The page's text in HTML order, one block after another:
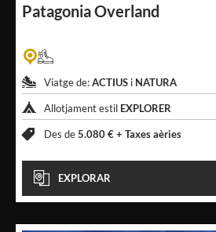
PatagoniaOverland
Viatge de:ACTIUS i NATURA
Allotjament estil EXPLORER
Des de5.080 € + Taxes aèries
EXPLORAR